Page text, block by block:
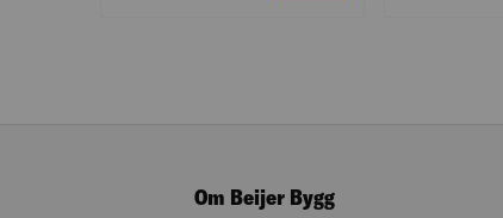
Om Beijer Bygg